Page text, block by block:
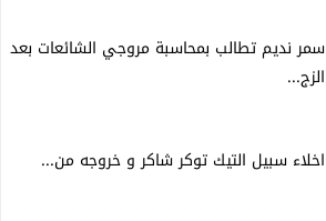
سمر نديم تطالب بمحاسبة مروجي الشائعات بعد
الزج...
اخلاء سبيل التيك توكر شاكر و خروجه من...